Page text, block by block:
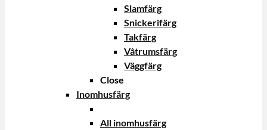
Slamfärg
Snickerifärg
Takfärg
Våtrumsfärg
Väggfärg
Close
Inomhusfärg
All inomhusfärg